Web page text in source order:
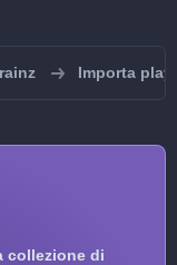
Importa
collezione di